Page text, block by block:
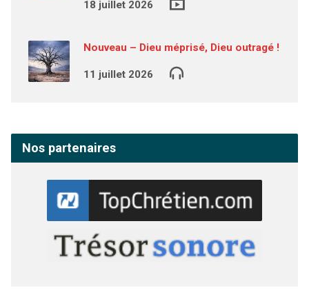
18 juillet 2026
Nouveau – Dieu méprisé, Dieu outragé !
11 juillet 2026
Nos partenaires